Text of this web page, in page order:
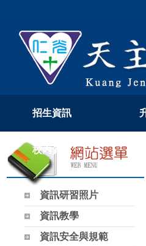
招生資訊
校內資訊
資訊研習照片
資訊教學
資訊安全與規範